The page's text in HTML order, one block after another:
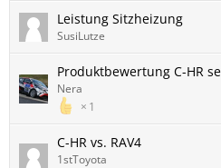
Leistung Sitzheizung
SusiLutze
Produktbewertung C-HR
1
Nera
C-HR vs. RAV4
1stToyota